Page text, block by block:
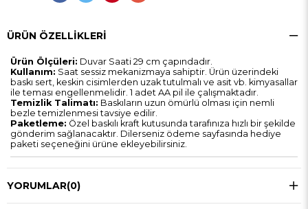
ÜRÜN ÖZELLIKLERI
Ürün Ölçüleri: Duvar Saati 29 cm çapındadır.
Kullanım: Saat sessiz mekanizmaya sahiptir. Ürün üzerindeki
baskı sert, keskin cisimlerden uzak tutulmalı ve asit vb. kimyasallar
ile teması engellenmelidir. 1 adet AA pil ile çalışmaktadır.
Temizlik Talimatı: Baskıların uzun ömürlü olması için nemli
bezle temizlenmesi tavsiye edilir.
Paketleme: Özel baskılı kraft kutusunda tarafınıza hızlı bir şekilde
gönderim sağlanacaktır. Dilerseniz ödeme sayfasında hediye
paketi seçeneğini ürüne ekleyebilirsiniz.
YORUMLAR(0)